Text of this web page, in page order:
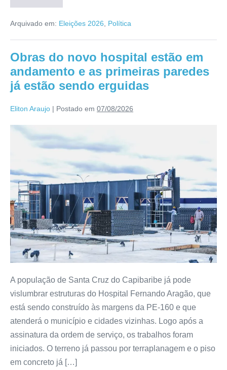
Arquivado em: Eleições 2026 Política
Obras do novo hospital estão em
andamento e as primeiras paredes
já estão sendo erguidas
Eliton Araujo | Postado em 07/08/2026
A população de Santa Cruz do Capibaribe já pode
vislumbrar estruturas do Hospital Fernando Aragão, que
está sendo construído às margens da PE-160 e que
atenderá o município e cidades vizinhas. Logo após a
assinatura da ordem de serviço, os trabalhos foram
iniciados. O terreno já passou por terraplanagem e o piso
em concreto já […]